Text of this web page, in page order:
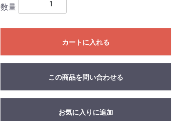
数量
カートに入れる
この商品を問い合わせる
お気に入りに追加